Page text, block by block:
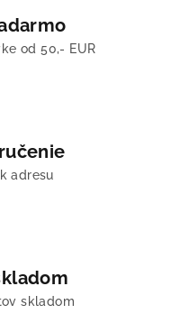
od 50,- EUR
adresu
skladom